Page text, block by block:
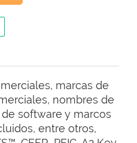
marcas de
nombres de
software y marcos
entre otros,